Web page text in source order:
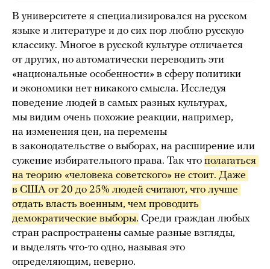
В университете я специализировался на русском
языке и литературе и до сих пор люблю русскую
классику. Многое в русской культуре отличается
от других, но автоматически переводить эти
«национальные особенности» в сферу политики
и экономики нет никакого смысла. Исследуя
поведение людей в самых разных культурах,
мы видим очень похожие реакции, например,
на изменения цен, на перемены
в законодательстве о выборах, на расширение или
сужение избирательного права. Так что полагаться
на теорию «человека советского» не стоит. Даже
в США от 20 до 25% людей считают, что лучше
отдать власть военным, чем проводить
демократические выборы. Среди граждан любых
стран распространены самые разные взгляды,
и выделять что-то одно, называя это
определяющим, неверно.